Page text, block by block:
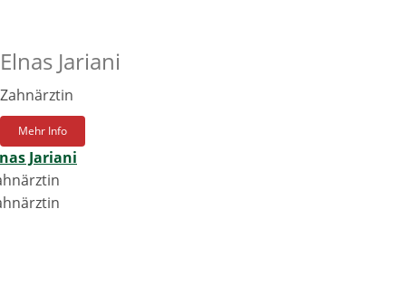
Elnas Jariani
Zahnärztin
Mehr Info
Jariani